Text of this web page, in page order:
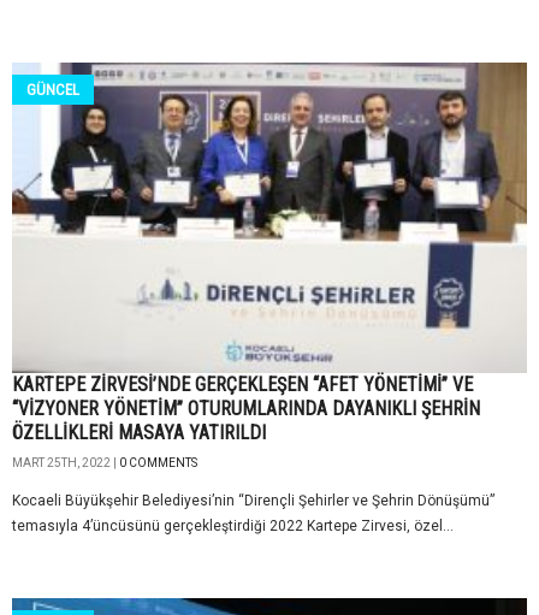
GÜNCEL
KARTEPE ZİRVESİ’NDE GERÇEKLEŞEN “AFET YÖNETİMİ” VE
“VİZYONER YÖNETİM” OTURUMLARINDA DAYANIKLI ŞEHRİN
ÖZELLİKLERİ MASAYA YATIRILDI
MART 25TH, 2022 | 0 COMMENTS
Kocaeli Büyükşehir Belediyesi’nin “Dirençli Şehirler ve Şehrin Dönüşümü”
temasıyla 4’üncüsünü gerçekleştirdiği 2022 Kartepe Zirvesi, özel...